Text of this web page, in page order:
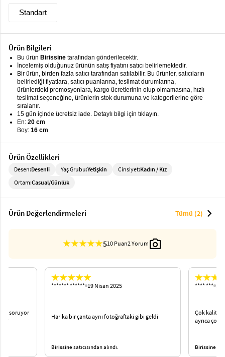
keyboard_arrow_down
Dış
Giyim keyboard_arrow_down
Tesettür
Giyim
keyboard_arrow_down
Büyük
Bedenkeyboard_arrow_down
Giyimkeyboard_arrow_down
Standart
Ürün Bilgileri
Bu ürün Birissine tarafından gönderilecektir.
İncelemiş olduğunuz ürünün satış fiyatını satıcı belirlemektedir.
Bir ürün, birden fazla satıcı tarafından satılabilir. Bu ürünler, satıcıların
belirlediği fiyatlara, satıcı puanlarına, teslimat durumlarına,
ürünlerdeki promosyonlara, kargo ücretlerinin olup olmamasına, hızlı
teslimat seçeneğine, ürünlerin stok durumuna ve kategorilerine göre
sıralanır.
15 gün içinde ücretsiz iade. Detaylı bilgi için tıklayın.
En: 20 cm
Boy: 16 cm
Ürün Özellikleri
Desen:Desenli Yaş Grubu:Yetişkin Cinsiyet:Kadın / Kız
Ortam:Casual/Günlük
Ürün Değerlendirmeleri Tümü (2) chevron_right
510 Puan2 Yorum photo_camera
soruyor
******* ****** 19 Nisan 2025
Harika bir çanta aynı fotoğraftaki gibi geldi
Birissinesatıcısından alındı.
**** *** 18
Çok kaliteli
ayrıca çok
Birissine